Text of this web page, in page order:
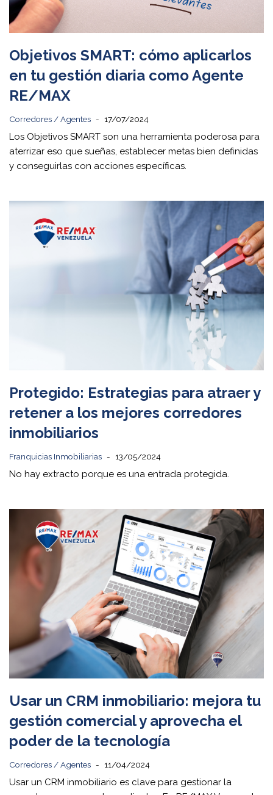
Objetivos SMART: cómo aplicarlos
en tu gestión diaria como Agente
RE/MAX
Corredores / Agentes 17/07/2024
Los Objetivos SMART son una herramienta poderosa para
aterrizar eso que sueñas, establecer metas bien definidas
y conseguirlas con acciones específicas.
Protegido: Estrategias para atraer y
retener a los mejores corredores
inmobiliarios
Franquicias Inmobiliarias 13/05/2024
No hay extracto porque es una entrada protegida.
Usar un CRM inmobiliario: mejora tu
gestión comercial y aprovecha el
poder de la tecnología
Corredores / Agentes 11/04/2024
Usar un CRM inmobiliario es clave para gestionar la